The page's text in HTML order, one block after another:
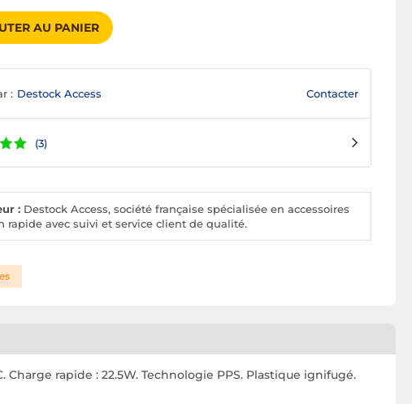
AU PANIER
: Destock Access Contacter
(3)
: Destock Access, société française spécialisée en accessoires
rapide avec suivi et service client de qualité.
rapide : 22.5W. Technologie PPS. Plastique ignifugé.